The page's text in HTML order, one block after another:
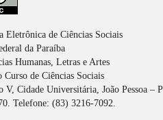
Eletrônica de Ciências Sociais
da Paraíba
Humanas, Letras e Artes
Curso de Ciências Sociais
V, Cidade Universitária, João Pessoa –
Telefone: (83) 3216-7092.